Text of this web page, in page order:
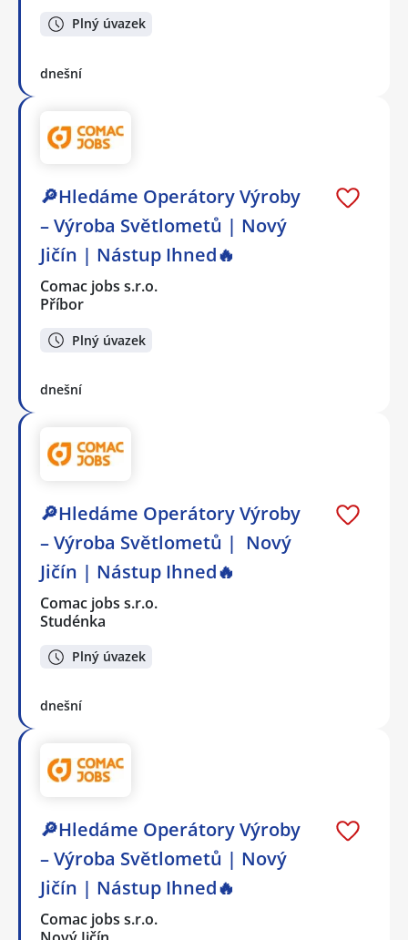
Plný úvazek
dnešní
🔎Hledáme Operátory Výroby
– Výroba Světlometů | Nový
Jičín | Nástup Ihned🔥
Comac jobs s.r.o.
Příbor
Plný úvazek
dnešní
🔎Hledáme Operátory Výroby
– Výroba Světlometů | Nový
Jičín | Nástup Ihned🔥
Comac jobs s.r.o.
Studénka
Plný úvazek
dnešní
🔎Hledáme Operátory Výroby
– Výroba Světlometů | Nový
Jičín | Nástup Ihned🔥
Comac jobs s.r.o.